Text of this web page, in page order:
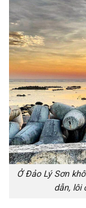
Ở Đảo Lý Sơn
dẫn, lôi